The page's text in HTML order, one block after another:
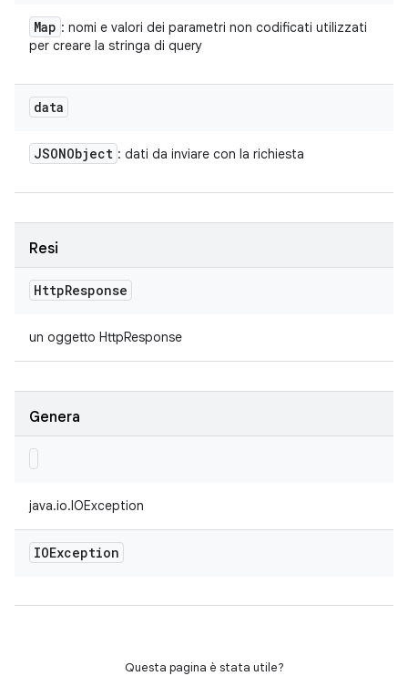
Map : nomi e valori dei parametri non codificati utilizzati
per creare la stringa di query
data
JSONObject : dati da inviare con la richiesta
Resi
HttpResponse
un oggetto HttpResponse
Genera
java.io.IOException
IOException
Questa pagina è stata utile?